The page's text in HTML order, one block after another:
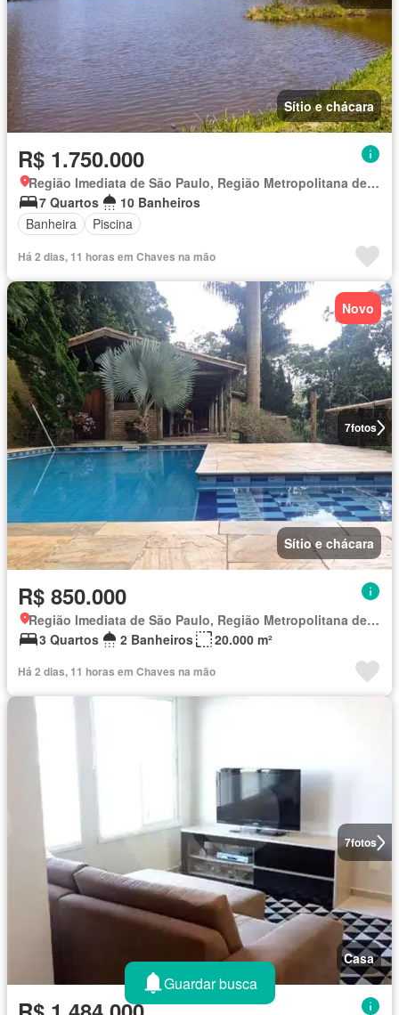
Sítio e chácara
R$ 1.750.000
Região Imediata de São Paulo, Região Metropolitana de São Paulo
7 Quartos
10 Banheiros
Banheira
Piscina
Há 2 dias, 11 horas em Chaves na mão
7fotos
Novo
Sítio e chácara
R$ 850.000
Região Imediata de São Paulo, Região Metropolitana de São Paulo
3 Quartos
2 Banheiros 20.000 m²
Há 2 dias, 11 horas em Chaves na mão
7fotos
Casa
Guardar busca